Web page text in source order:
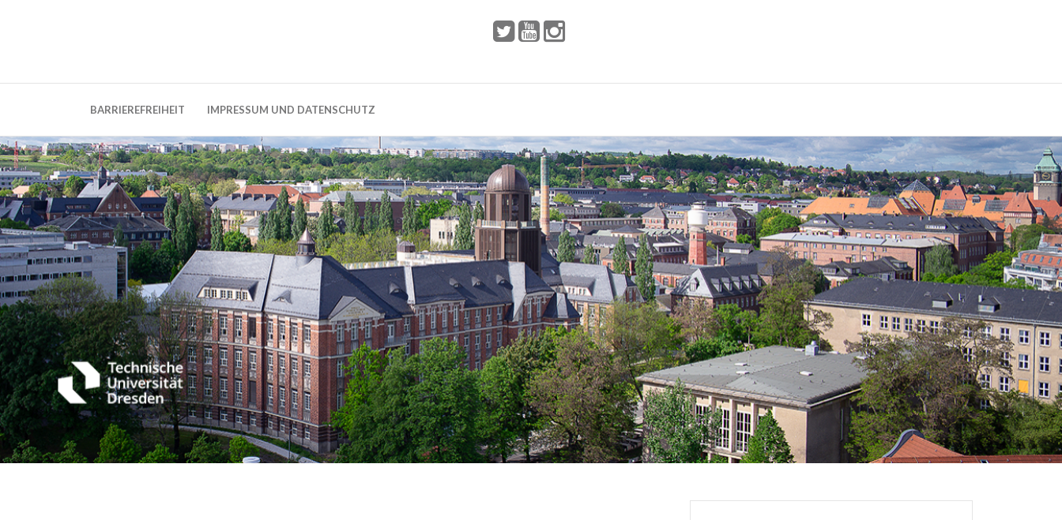
BARRIEREFREIHEIT IMPRESSUM UND DATENSCHUTZ